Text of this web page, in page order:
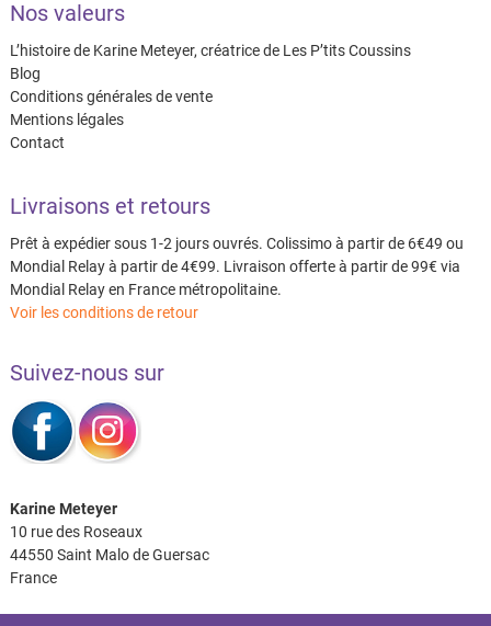
Nos valeurs
L’histoire de Karine Meteyer, créatrice de Les P’tits Coussins
Blog
Conditions générales de vente
Mentions légales
Contact
Livraisons et retours
Prêt à expédier sous 1-2 jours ouvrés. Colissimo à partir de 6€49 ou
Mondial Relay à partir de 4€99. Livraison offerte à partir de 99€ via
Mondial Relay en France métropolitaine.
Voir les conditions de retour
Suivez-nous sur
Karine Meteyer
10 rue des Roseaux
44550 Saint Malo de Guersac
France